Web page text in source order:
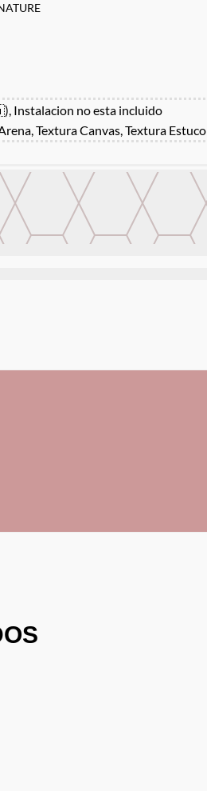
Instalacion no esta incluido
Textura Canvas, Textura Estuco